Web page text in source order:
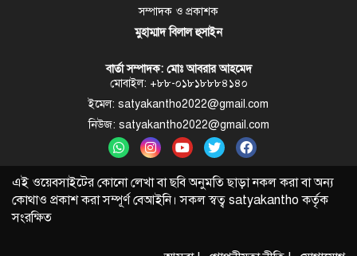
সম্পাদক ও প্রকাশক
মুহাম্মাদ বিলাল হুসাইন
বার্তা সম্পাদক: মোঃ আবরার আহমেদ
মোবাইল: +৮৮-০১৮১৮৮৮৪১৪০
ইমেল: satyakantho2022@gmail.com
নিউজ: satyakantho2022@gmail.com
এই ওয়েবসাইটের কোনো লেখা বা ছবি অনুমতি ছাড়া নকল করা বা অন্য
কোথাও প্রকাশ করা সম্পূর্ণ বেআইনি। সকল স্বত্ব satyakantho কর্তৃক
সংরক্ষিত